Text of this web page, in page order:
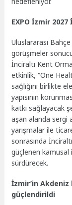
EXPO İzmir 2027
Uluslararası
görüşmeler
İnciraltı Kent
etkinlik, “One
sağlığını birlikte
yapısının
katkı sağlayacak
aşan alanda sergi
yarışmalar ile
sonrasında
güçlenen
sürdürecek.
İzmir’in
güçlendirildi